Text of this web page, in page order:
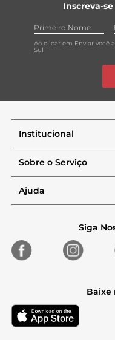
Inscreva-
Ao clicar em Enviar você
Sul
Institucional
Sobre o Serviço
Ajuda
Siga
Baixe